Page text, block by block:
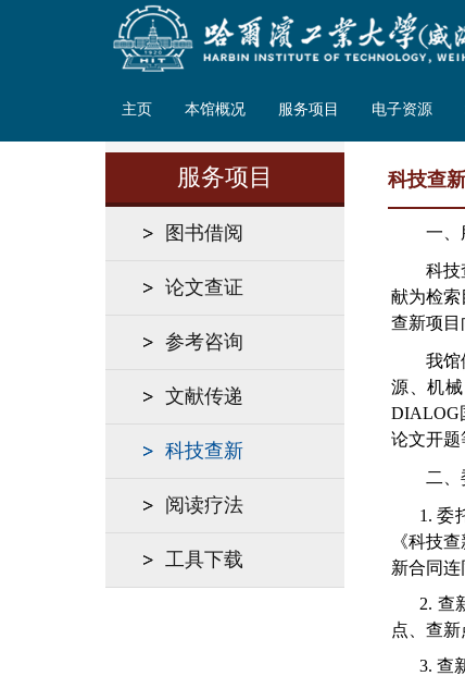
主页 本馆概况 服务项目 电子资源
服务项目
图书借阅
论文查证
参考咨询
文献传递
科技查新
阅读疗法
工具下载
科技查新
一、
科技
献为检
查新项目
我馆
源、机
DIALOG
论文开题
二
1.委
《科技查
新合同
2. 查
点、查新
3. 查